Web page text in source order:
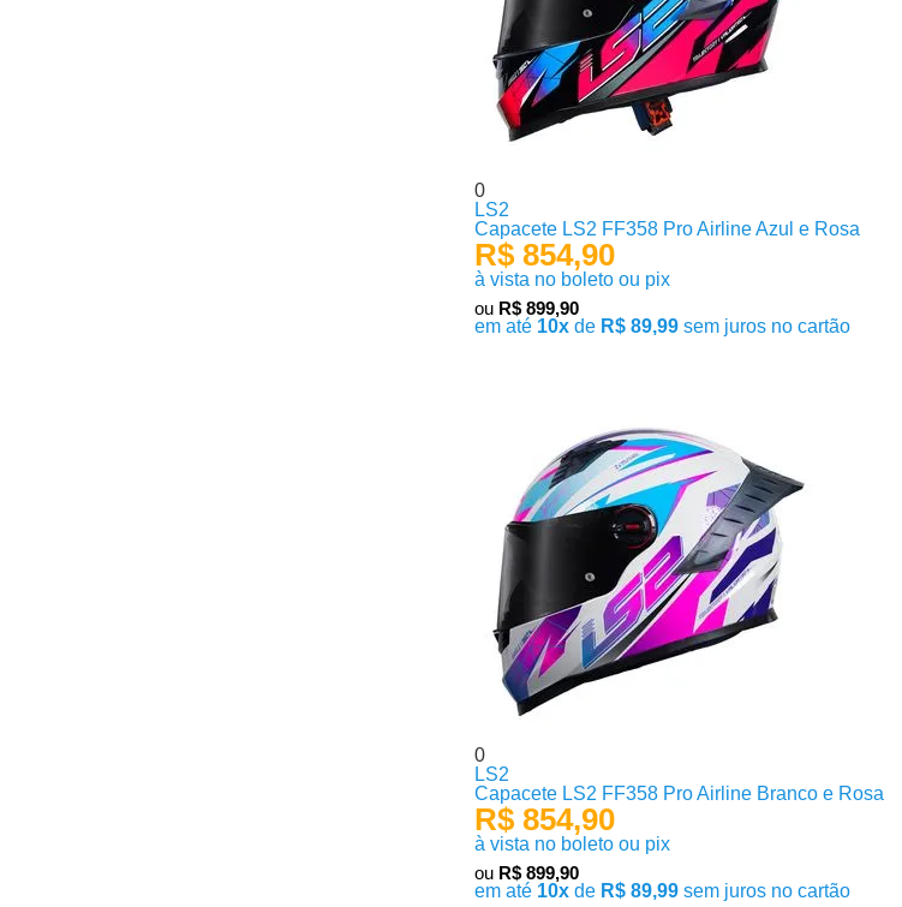
0
LS2
Capacete LS2 FF358 Pro Airline Azul e Rosa
R$ 854,90
à vista no boleto ou pix
ou R$ 899,90
em até 10xde R$ 89,99sem juros no cartão
0
LS2
Capacete LS2 FF358 Pro Airline Branco e Rosa
R$ 854,90
à vista no boleto ou pix
ou R$ 899,90
em até 10xde R$ 89,99sem juros no cartão